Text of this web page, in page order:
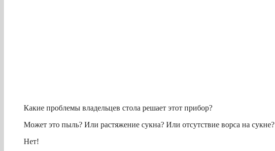
Какие проблемы владельцев стола решает этот прибор?
Может это пыль? Или растяжение сукна? Или отсутствие ворса на сукне?
Нет!